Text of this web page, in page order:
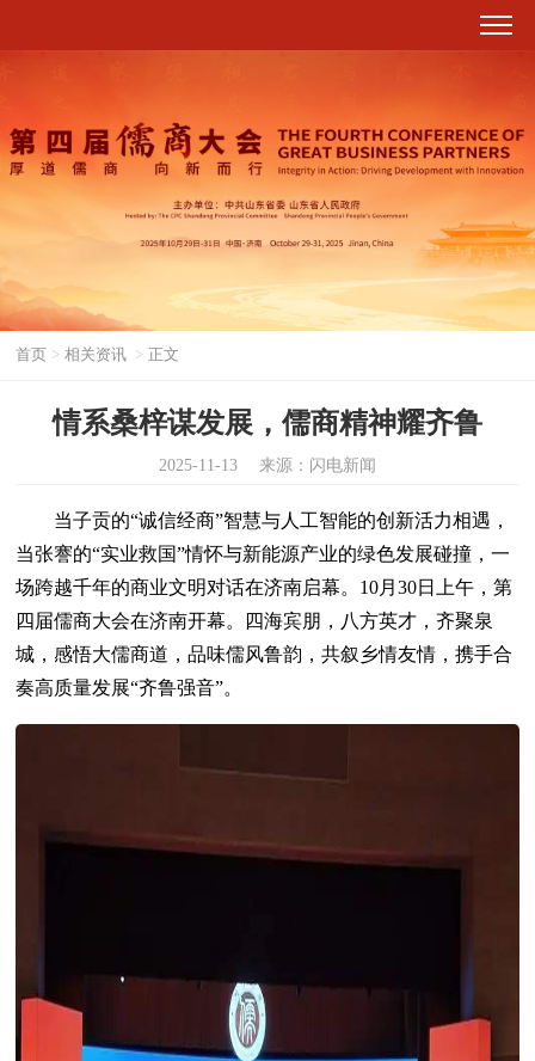
首页 > 相关资讯 > 正文
情系桑梓谋发展，儒商精神耀齐鲁
2025-11-13 来源：闪电新闻
当子贡的“诚信经商”智慧与人工智能的创新活力相遇，
当张謇的“实业救国”情怀与新能源产业的绿色发展碰撞，一
场跨越千年的商业文明对话在济南启幕。10月30日上午，第
四届儒商大会在济南开幕。四海宾朋，八方英才，齐聚泉
城，感悟大儒商道，品味儒风鲁韵，共叙乡情友情，携手合
奏高质量发展“齐鲁强音”。